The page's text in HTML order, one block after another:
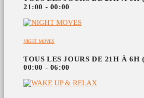
21:00 - 00:00
NIGHT MOVES
TOUS LES JOURS DE 21H À 6H
00:00 - 06:00